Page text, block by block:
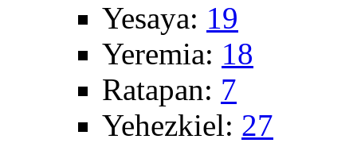
Yesaya: 19
Yeremia: 18
Ratapan: 7
Yehezkiel: 27